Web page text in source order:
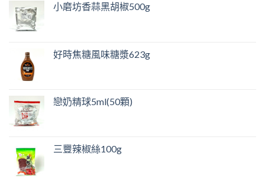
小磨坊香蒜黑胡椒500g
好時焦糖風味糖漿623g
戀奶精球5ml(50顆)
三豐辣椒絲100g